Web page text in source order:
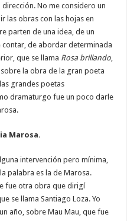
No me considero un
las obras con las hojas en
parten de una idea, de un
contar, de abordar determinada
que se llama Rosa brillando
la obra de la gran poeta
grandes poetas
dramaturgo fue un poco darle
Marosa.
intervención pero mínima,
palabra es la de Marosa.
fue otra obra que dirigí
se llama Santiago Loza. Yo
año, sobre Mau Mau, que fue